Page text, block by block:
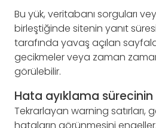
Bu yük, veritabanı sorguları
birleştiğinde sitenin yanıt
tarafında yavaş açılan
gecikmeler veya zaman
görülebilir.
Hata ayıklama sürecinin
Tekrarlayan warning satırları,